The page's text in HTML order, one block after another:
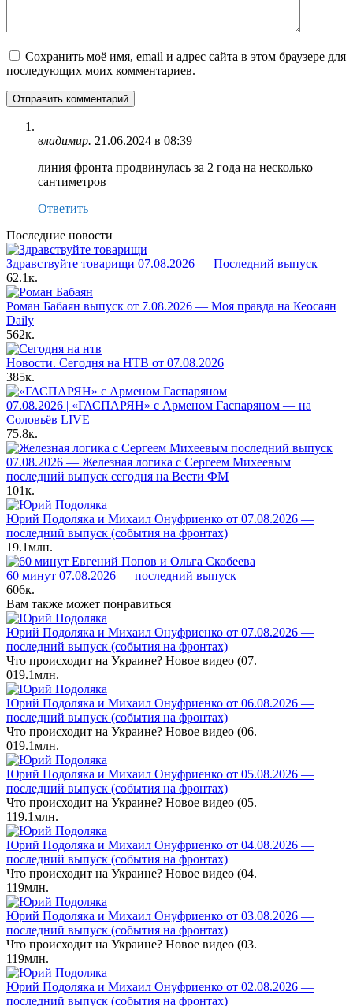
Сохранить моё имя, email и адрес сайта в этом браузере для
последующих моих комментариев.
владимир. 21.06.2024 в 08:39
линия фронта продвинулась за 2 года на несколько
сантиметров
Ответить
Последние новости
Здравствуйте товарищи 07.08.2026 — Последний выпуск
62.1к.
Роман Бабаян выпуск от 7.08.2026 — Моя правда на Кеосаян
Daily
562к.
Новости. Сегодня на НТВ от 07.08.2026
385к.
07.08.2026 | «ГАСПАРЯН» с Арменом Гаспаряном — на
Соловьёв LIVE
75.8к.
07.08.2026 — Железная логика с Сергеем Михеевым
последний выпуск сегодня на Вести ФМ
101к.
Юрий Подоляка и Михаил Онуфриенко от 07.08.2026 —
последний выпуск (события на фронтах)
19.1млн.
60 минут 07.08.2026 — последний выпуск
606к.
Вам также может понравиться
Юрий Подоляка и Михаил Онуфриенко от 07.08.2026 —
последний выпуск (события на фронтах)
Что происходит на Украине? Новое видео (07.
019.1млн.
Юрий Подоляка и Михаил Онуфриенко от 06.08.2026 —
последний выпуск (события на фронтах)
Что происходит на Украине? Новое видео (06.
019.1млн.
Юрий Подоляка и Михаил Онуфриенко от 05.08.2026 —
последний выпуск (события на фронтах)
Что происходит на Украине? Новое видео (05.
119.1млн.
Юрий Подоляка и Михаил Онуфриенко от 04.08.2026 —
последний выпуск (события на фронтах)
Что происходит на Украине? Новое видео (04.
119млн.
Юрий Подоляка и Михаил Онуфриенко от 03.08.2026 —
последний выпуск (события на фронтах)
Что происходит на Украине? Новое видео (03.
119млн.
Юрий Подоляка и Михаил Онуфриенко от 02.08.2026 —
последний выпуск (события на фронтах)